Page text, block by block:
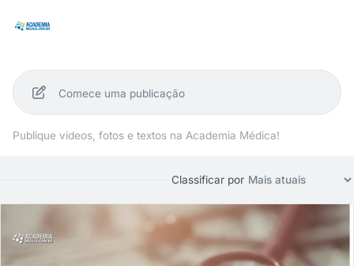
Comece uma publicação
Publique vídeos, fotos e textos na Academia Médica!
Classificar por